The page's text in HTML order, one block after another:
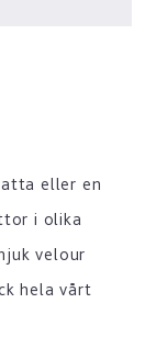
eller en
i olika
velour
hela vårt